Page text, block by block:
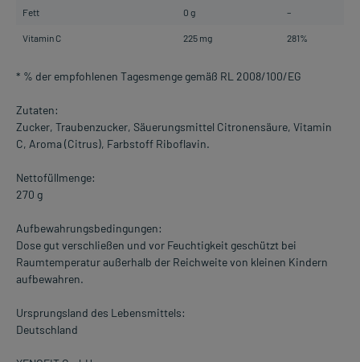
Fett 0 g –
Vitamin C 225 mg 281%
* % der empfohlenen Tagesmenge gemäß RL 2008/100/EG
Zutaten:
Zucker, Traubenzucker, Säuerungsmittel Citronensäure, Vitamin
C, Aroma (Citrus), Farbstoff Riboflavin.
Nettofüllmenge:
270 g
Aufbewahrungsbedingungen:
Dose gut verschließen und vor Feuchtigkeit geschützt bei
Raumtemperatur außerhalb der Reichweite von kleinen Kindern
aufbewahren.
Ursprungsland des Lebensmittels:
Deutschland